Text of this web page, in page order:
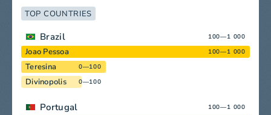
TOP COUNTRIES
Brazil 100—1 000
Joao Pessoa 100—1 000
Teresina 0—100
Divinopolis 0—100
Portugal 100—1 000